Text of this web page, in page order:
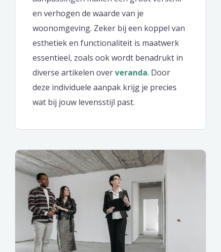
en verhogen de waarde van je
woonomgeving. Zeker bij een koppel van
esthetiek en functionaliteit is maatwerk
essentieel, zoals ook wordt benadrukt in
diverse artikelen oververanda. Door
deze individuele aanpak krijg je precies
wat bij jouw levensstijl past.